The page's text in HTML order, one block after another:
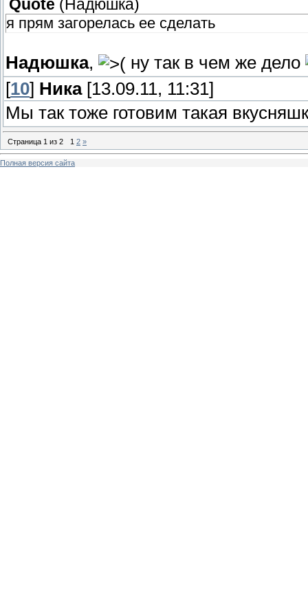
Quote ( Надюшка)
я прям загорелась ее сделать
Надюшка,
ну так в чем же дело
[10] Ника[13.09.11, 11:31]
Мы так тоже готовим такая
Страница 1 из 2 1 2 »
Полная версия сайта